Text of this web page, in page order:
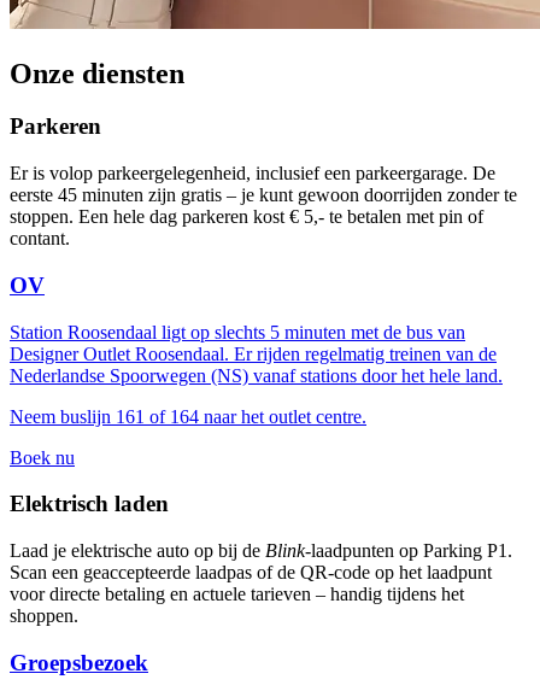
Onze diensten
Parkeren
Er is volop parkeergelegenheid, inclusief een parkeergarage. De
eerste 45 minuten zijn gratis – je kunt gewoon doorrijden zonder te
stoppen. Een hele dag parkeren kost € 5,- te betalen met pin of
contant.
OV
Station Roosendaal ligt op slechts 5 minuten met de bus van
Designer Outlet Roosendaal. Er rijden regelmatig treinen van de
Nederlandse Spoorwegen (NS) vanaf stations door het hele land.
Neem buslijn 161 of 164 naar het outlet centre.
Boek nu
Elektrisch laden
Laad je elektrische auto op bij de Blink-laadpunten op Parking P1.
Scan een geaccepteerde laadpas of de QR-code op het laadpunt
voor directe betaling en actuele tarieven – handig tijdens het
shoppen.
Groepsbezoek